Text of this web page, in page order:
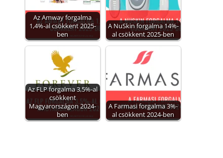
Az Amway forgalma
1,4%-al csökkent 2025-
ben
A NuSkin forgalma 14%-
al csökkent 2025-ben
Az FLP forgalma 3,5%-al
csökkent
Magyarországon 2024-
ben
A Farmasi forgalma 3%-
al csökkent 2024-ben